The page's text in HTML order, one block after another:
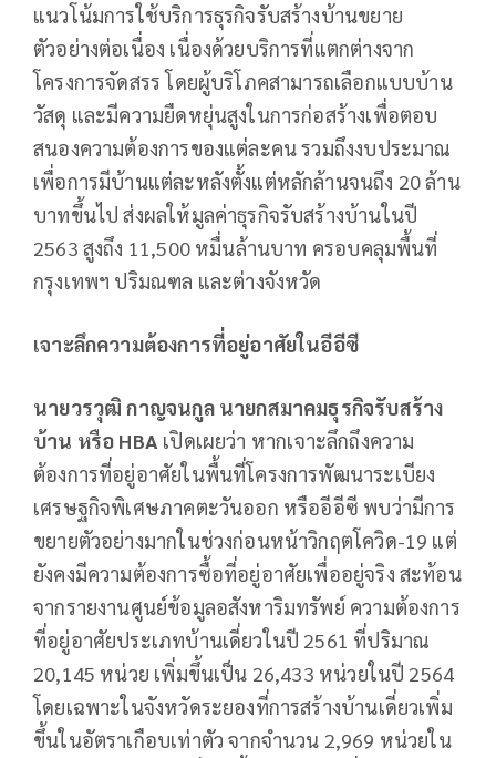
แนวโน้มการใช้บริการธุรกิจรับสร้างบ้านขยาย
ตัวอย่างต่อเนื่อง เนื่องด้วยบริการที่แตกต่างจาก
โครงการจัดสรร โดยผู้บริโภคสามารถเลือกแบบบ้าน
วัสดุ และมีความยืดหยุ่นสูงในการก่อสร้างเพื่อตอบ
สนองความต้องการของแต่ละคน รวมถึงงบประมาณ
เพื่อการมีบ้านแต่ละหลังตั้งแต่หลักล้านจนถึง 20 ล้าน
บาทขึ้นไป ส่งผลให้มูลค่าธุรกิจรับสร้างบ้านในปี
2563 สูงถึง 11,500 หมื่นล้านบาท ครอบคลุมพื้นที่
กรุงเทพฯ ปริมณฑล และต่างจังหวัด
เจาะลึกความต้องการที่อยู่อาศัยในอีอีซี
นายวรวุฒิ กาญจนกูล นายกสมาคมธุรกิจรับสร้าง
บ้าน หรือ HBA เปิดเผยว่า หากเจาะลึกถึงความ
ต้องการที่อยู่อาศัยในพื้นที่โครงการพัฒนาระเบียง
เศรษฐกิจพิเศษภาคตะวันออก หรืออีอีซี พบว่ามีการ
ขยายตัวอย่างมากในช่วงก่อนหน้าวิกฤตโควิด-19 แต่
ยังคงมีความต้องการซื้อที่อยู่อาศัยเพื่ออยู่จริง สะท้อน
จากรายงานศูนย์ข้อมูลอสังหาริมทรัพย์ ความต้องการ
ที่อยู่อาศัยประเภทบ้านเดี่ยวในปี 2561 ที่ปริมาณ
20,145 หน่วย เพิ่มขึ้นเป็น 26,433 หน่วยในปี 2564
โดยเฉพาะในจังหวัดระยองที่การสร้างบ้านเดี่ยวเพิ่ม
ขึ้นในอัตราเกือบเท่าตัว จากจำนวน 2,969 หน่วยใน